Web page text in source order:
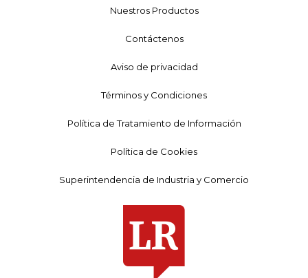
Nuestros Productos
Contáctenos
Aviso de privacidad
Términos y Condiciones
Política de Tratamiento de Información
Política de Cookies
Superintendencia de Industria y Comercio